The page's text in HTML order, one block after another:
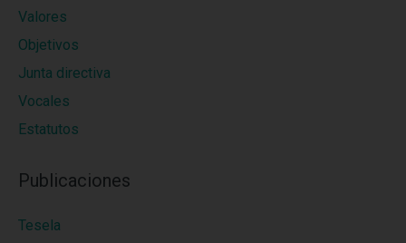
Valores
Objetivos
Junta directiva
Vocales
Estatutos
Publicaciones
Tesela